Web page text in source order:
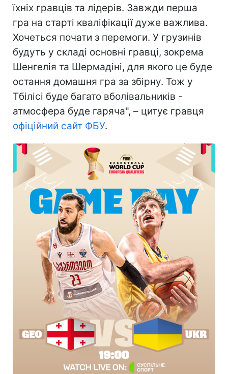
їхніх гравців та лідерів. Завжди перша
гра на старті кваліфікації дуже важлива.
Хочеться почати з перемоги. У грузинів
будуть у складі основні гравці, зокрема
Шенгелія та Шермадіні, для якого це буде
остання домашня гра за збірну. Тож у
Тбілісі буде багато вболівальників -
атмосфера буде гаряча", – цитує гравця
офіційний сайт ФБУ.